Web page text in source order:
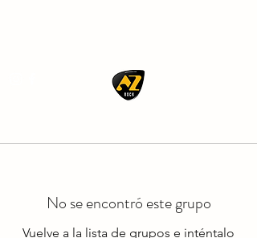
No se encontró este grupo
Vuelve a la lista de grupos e inténtalo